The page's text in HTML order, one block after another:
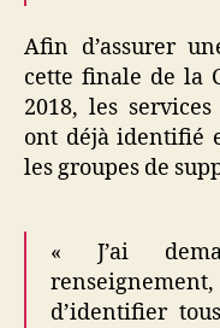
Afin d’assurer
cette finale de la
2018, les
ont déjà identifié
les groupes de
« J’ai
d’identifier